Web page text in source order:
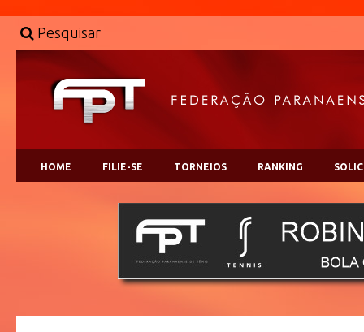
Pesquisar
HOME FILIE-SE TORNEIOS RANKING